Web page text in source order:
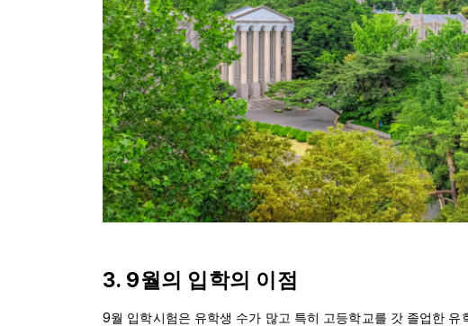
3. 9월의 입학의 이점
9월 입학시험은 유학생 수가 많고 특히 고등학교를 갓 졸업한